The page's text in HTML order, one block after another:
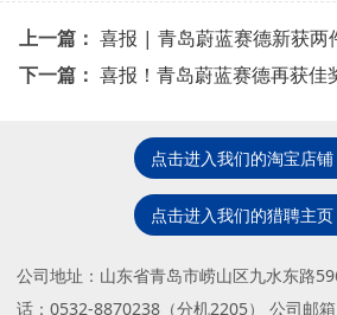
上一篇： 喜报 | 青岛蔚蓝赛德新获两件软件著作权，解锁环
下一篇： 喜报！青岛蔚蓝赛德再获佳
点击进入我们的淘宝店铺
点击进入我们的猎聘主页
公司地址：山东省青岛市崂山区九水东路
话：0532-8870238（分机2205） 公司邮箱